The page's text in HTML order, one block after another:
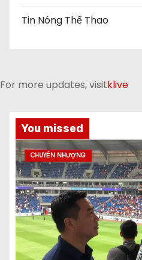
Tin Nóng Thể Thao
For more updates, visitklive
You missed
CHUYỂN NHƯỢNG